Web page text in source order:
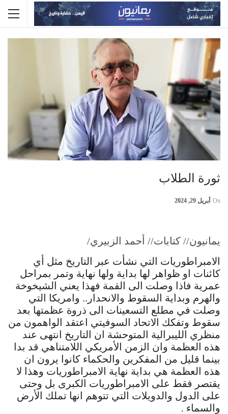
ثورة الطلاب
On أبريل 29, 2024
يمانيون// كتابات// أحمد الزبيري/
الامبراطوريات التي نشأت عبر التاريخ مثل أي
كائنات او ظواهر لها بداية ولها نهاية وتمر بمراحل
عمرية فاذا وصلت الى القمة فهذا يعني الشيخوخة
والهرم وبداية السقوط والانحدار.. وامريكا التي
وصلت في مطلع التسعينات الى ذروة عظمتها بعد
سقوط وتفكك الاتحاد السوفيتي اعتقد الواهمون من
منظري الليبرالية المتوحشة ان التاريخ انتهى عند
هذه العظمة وان الزمن الأمريكي اللامتناهي قد بدا
بينما قليل من المفكرين والحكماء كانوا يرون ان
هذه العظمة هي بداية نهاية الامبراطوريات وهذا لا
يقتصر فقط على الامبراطوريات الكبرى بل وحتى
على الدول والدويلات التي تتوهم انها تملك الأرض
والسماء .